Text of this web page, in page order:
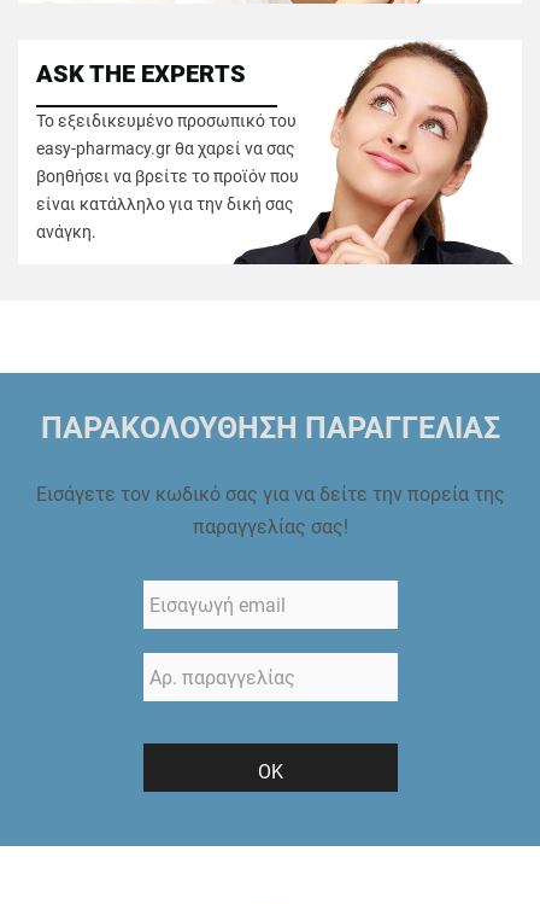
ASK THE EXPERTS
Το εξειδικευμένο προσωπικό του
easy-pharmacy.gr θα χαρεί να σας
βοηθήσει να βρείτε το προϊόν που
είναι κατάλληλο για την δική σας
ανάγκη.
ΠΑΡΑΚΟΛΟΥΘΗΣΗ ΠΑΡΑΓΓΕΛΙΑΣ
Εισάγετε τον κωδικό σας για να δείτε την πορεία της
παραγγελίας σας!
ΟΚ